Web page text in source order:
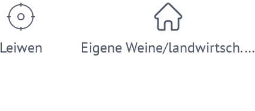
Leiwen Eigene Weine/landwirtsch.…